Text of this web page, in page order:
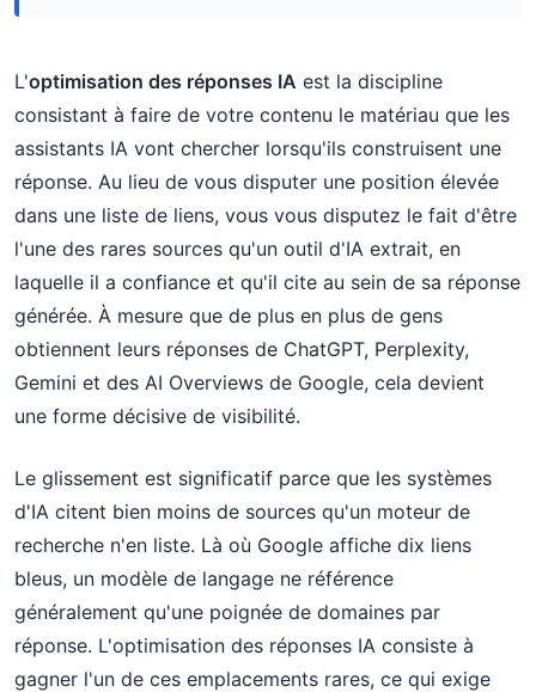
L'optimisation des réponses IA est la discipline
consistant à faire de votre contenu le matériau que les
assistants IA vont chercher lorsqu'ils construisent une
réponse. Au lieu de vous disputer une position élevée
dans une liste de liens, vous vous disputez le fait d'être
l'une des rares sources qu'un outil d'IA extrait, en
laquelle il a confiance et qu'il cite au sein de sa réponse
générée. À mesure que de plus en plus de gens
obtiennent leurs réponses de ChatGPT, Perplexity,
Gemini et des AI Overviews de Google, cela devient
une forme décisive de visibilité.
Le glissement est significatif parce que les systèmes
d'IA citent bien moins de sources qu'un moteur de
recherche n'en liste. Là où Google affiche dix liens
bleus, un modèle de langage ne référence
généralement qu'une poignée de domaines par
réponse. L'optimisation des réponses IA consiste à
gagner l'un de ces emplacements rares, ce qui exige